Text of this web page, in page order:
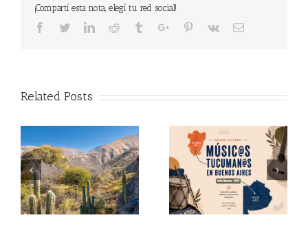
¡Compartí esta nota, elegí tu red social!
Facebook
TwitterLinkedinReddit TumblrGoogle+Pinterest
Vk Email
Related Posts